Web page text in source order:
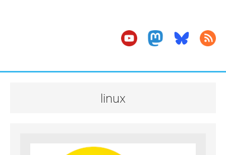
linux